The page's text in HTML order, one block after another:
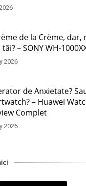
de la Crème,
– SONY WH-
2026
de Anxietate?
– Huawei
Complet
2026